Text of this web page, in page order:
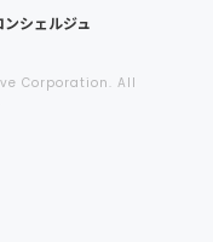
シェルジュ
Corporation. All